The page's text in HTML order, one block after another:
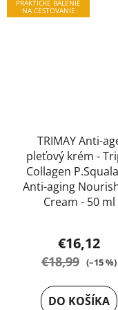
PRAKTICKÉ BALENIE
NA CESTOVANIE
TRIMAY Anti-
pleťový krém -
Collagen
Anti-aging
Cream - 50 ml
€16,12
€18,99 (–15 %)
DO KOŠÍKA